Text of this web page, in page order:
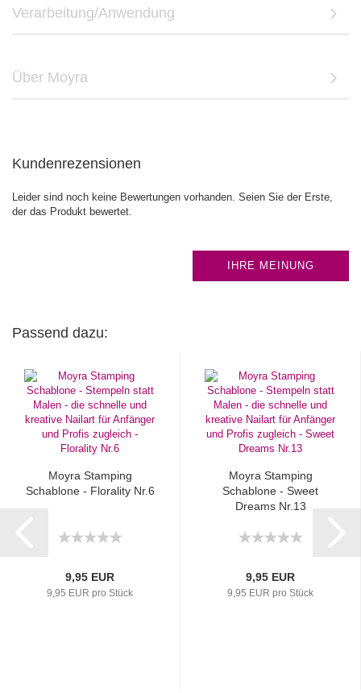
Verarbeitung/Anwendung
Über Moyra
Kundenrezensionen
Leider sind noch keine Bewertungen vorhanden. Seien Sie der Erste,
der das Produkt bewertet.
IHRE MEINUNG
Passend dazu:
Moyra Stamping
Schablone - Florality Nr.6
9,95 EUR
9,95 EUR pro Stück
Moyra Stamping
Schablone - Sweet
Dreams Nr.13
9,95 EUR
9,95 EUR pro Stück